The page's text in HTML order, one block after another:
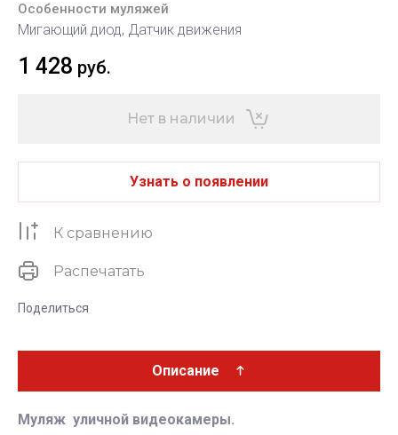
Особенности муляжей
Мигающий диод, Датчик движения
1 428 руб.
Нет в наличии
Узнать о появлении
К сравнению
Поделиться
Распечатать
Описание
Муляж уличной видеокамеры.